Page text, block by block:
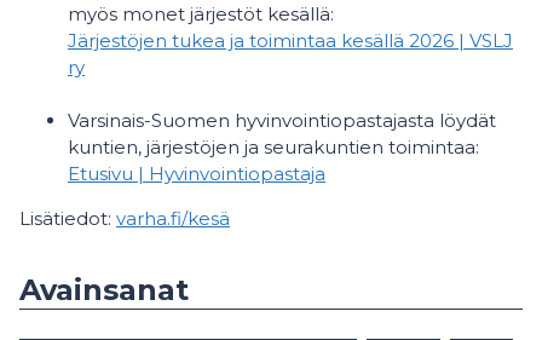
myös monet järjestöt kesällä:
Järjestöjen tukea ja toimintaa kesällä 2026 | VSLJ
ry
Varsinais-Suomen hyvinvointiopastajasta löydät
kuntien, järjestöjen ja seurakuntien toimintaa:
Etusivu | Hyvinvointiopastaja
Lisätiedot: varha.fi/kesä
Avainsanat